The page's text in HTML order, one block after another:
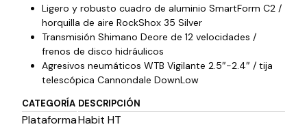
Ligero y robusto cuadro de aluminio SmartForm C2 /
horquilla de aire RockShox 35 Silver
Transmisión Shimano Deore de 12 velocidades /
frenos de disco hidráulicos
Agresivos neumáticos WTB Vigilante 2.5″-2.4″ / tija
telescópica Cannondale DownLow
CATEGORÍA DESCRIPCIÓN
PlataformaHabit HT